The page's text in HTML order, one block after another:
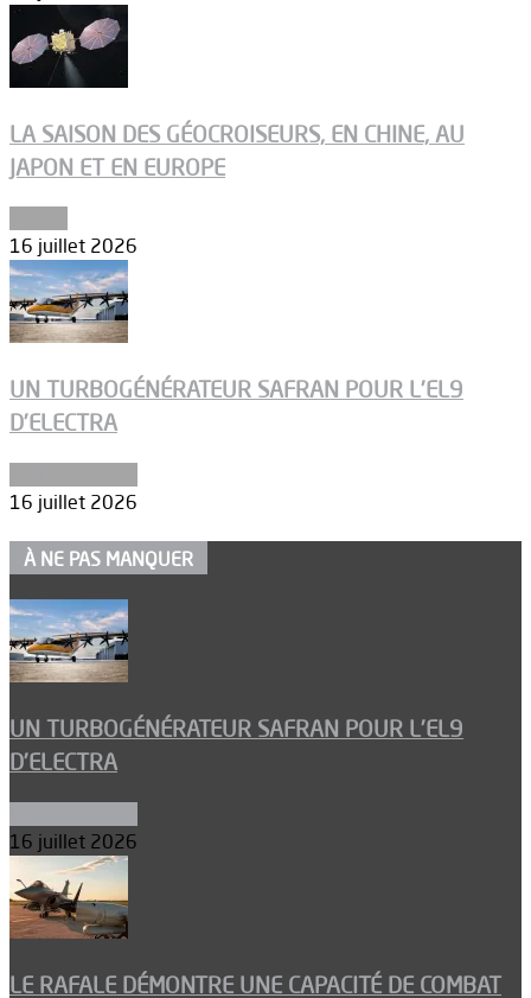
LA SAISON DES GÉOCROISEURS, EN CHINE, AU
JAPON ET EN EUROPE
16 juillet 2026
UN TURBOGÉNÉRATEUR SAFRAN POUR L’EL9
D’ELECTRA
16 juillet 2026
À NE PAS MANQUER
UN TURBOGÉNÉRATEUR SAFRAN POUR L’EL9
D’ELECTRA
16 juillet 2026
LE RAFALE DÉMONTRE UNE CAPACITÉ DE COMBAT